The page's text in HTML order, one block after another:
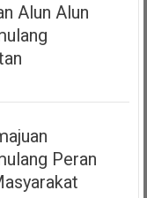
Alun Alun
Peran